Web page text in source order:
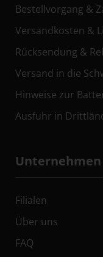
Bestellvorgang &
Versandkosten &
Rücksendung &
Versand in die
Hinweise zur
Ausfuhr in
Unternehmen
Filialen
Über uns
FAQ